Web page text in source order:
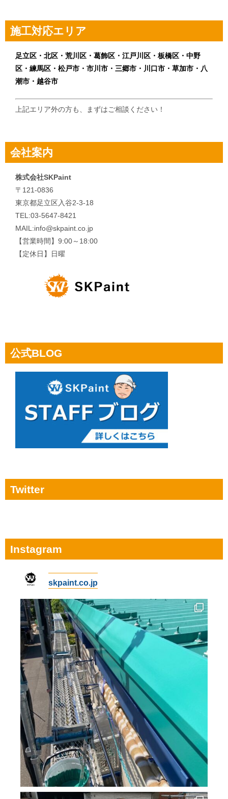
ゲ
ー
施工対応エリア
足立区・北区・荒川区・葛飾区・江戸川区・板橋区・中野
区・練馬区・松戸市・市川市・三郷市・川口市・草加市・八
潮市・越谷市
上記エリア外の方も、まずはご相談ください！
会社案内
株式会社SKPaint
〒121-0836
東京都足立区入谷2-3-18
TEL:03-5647-8421
MAIL:info@skpaint.co.jp
【営業時間】9:00～18:00
【定休日】日曜
公式BLOG
Twitter
Instagram
skpaint.co.jp